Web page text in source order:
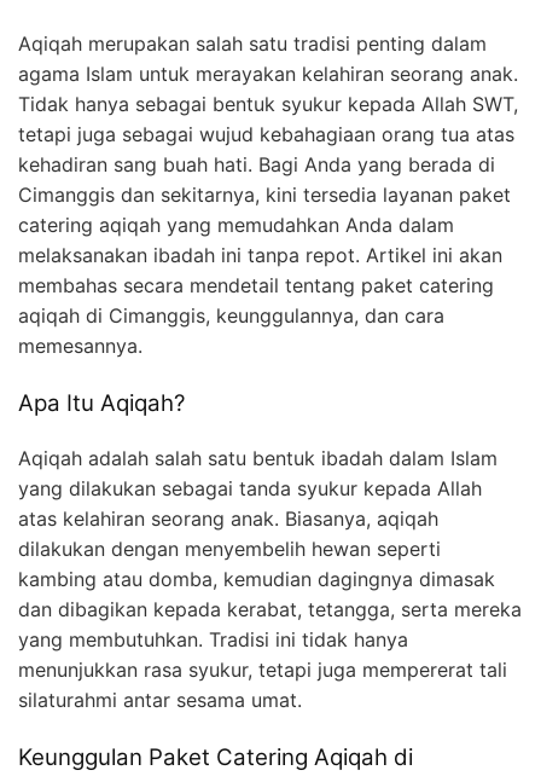
Aqiqah merupakan salah satu tradisi penting dalam
agama Islam untuk merayakan kelahiran seorang anak.
Tidak hanya sebagai bentuk syukur kepada Allah SWT,
tetapi juga sebagai wujud kebahagiaan orang tua atas
kehadiran sang buah hati. Bagi Anda yang berada di
Cimanggis dan sekitarnya, kini tersedia layanan paket
catering aqiqah yang memudahkan Anda dalam
melaksanakan ibadah ini tanpa repot. Artikel ini akan
membahas secara mendetail tentang paket catering
aqiqah di Cimanggis, keunggulannya, dan cara
memesannya.
Apa Itu Aqiqah?
Aqiqah adalah salah satu bentuk ibadah dalam Islam
yang dilakukan sebagai tanda syukur kepada Allah
atas kelahiran seorang anak. Biasanya, aqiqah
dilakukan dengan menyembelih hewan seperti
kambing atau domba, kemudian dagingnya dimasak
dan dibagikan kepada kerabat, tetangga, serta mereka
yang membutuhkan. Tradisi ini tidak hanya
menunjukkan rasa syukur, tetapi juga mempererat tali
silaturahmi antar sesama umat.
Keunggulan Paket Catering Aqiqah di